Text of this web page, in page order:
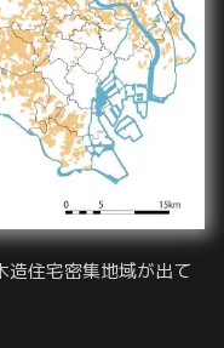
造住宅密集地域が出て